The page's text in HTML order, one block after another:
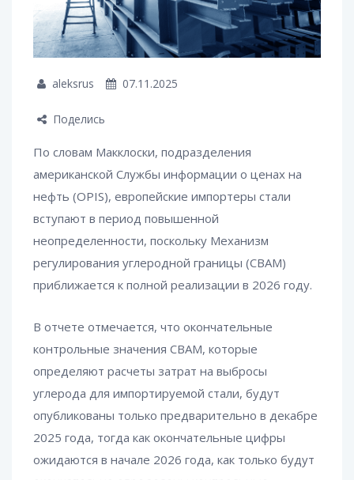
aleksrus 07.11.2025
Поделись
По словам Макклоски, подразделения
американской Службы информации о ценах на
нефть (OPIS), европейские импортеры стали
вступают в период повышенной
неопределенности, поскольку Механизм
регулирования углеродной границы (CBAM)
приближается к полной реализации в 2026 году.
В отчете отмечается, что окончательные
контрольные значения CBAM, которые
определяют расчеты затрат на выбросы
углерода для импортируемой стали, будут
опубликованы только предварительно в декабре
2025 года, тогда как окончательные цифры
ожидаются в начале 2026 года, как только будут